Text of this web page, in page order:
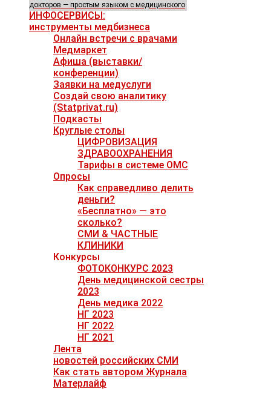
докторов — простым языком с медицинского
ИНФОСЕРВИСЫ:
инструменты медбизнеса
Онлайн встречи с врачами
Медмаркет
Афиша (выставки/
конференции)
Заявки на медуслуги
Создай свою аналитику
(Statprivat.ru)
Подкасты
Круглые столы
ЦИФРОВИЗАЦИЯ
ЗДРАВООХРАНЕНИЯ
Тарифы в системе ОМС
Опросы
Как справедливо делить
деньги?
«Бесплатно» — это
сколько?
СМИ & ЧАСТНЫЕ
КЛИНИКИ
Конкурсы
ФОТОКОНКУРС 2023
День медицинской сестры
2023
День медика 2022
НГ 2023
НГ 2022
НГ 2021
Лента
новостей российских СМИ
Как стать автором Журнала
Матерлайф